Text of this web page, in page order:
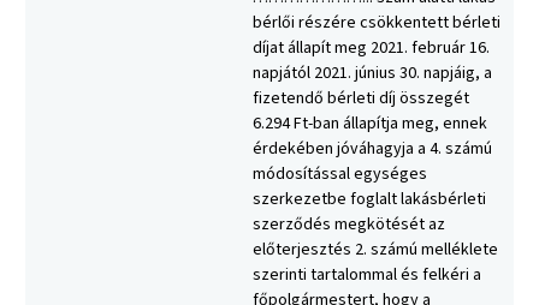
bérlői részére csökkentett bérleti
díjat állapít meg 2021. február 16.
napjától 2021. június 30. napjáig, a
fizetendő bérleti díj összegét
6.294 Ft-ban állapítja meg, ennek
érdekében jóváhagyja a 4. számú
módosítással egységes
szerkezetbe foglalt lakásbérleti
szerződés megkötését az
előterjesztés 2. számú melléklete
szerinti tartalommal és felkéri a